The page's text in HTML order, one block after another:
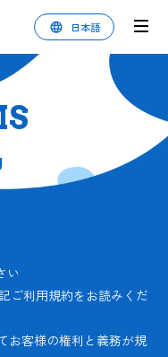
日本語
い
ご利用規約をお読みくだ
お客様の権利と義務が規